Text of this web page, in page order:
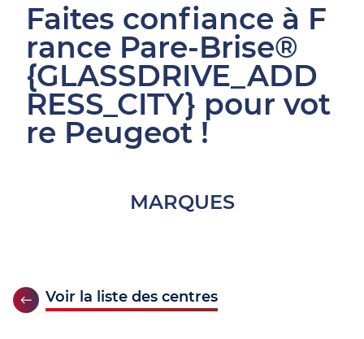
Faites confiance à F
rance Pare-Brise®
{GLASSDRIVE_ADD
RESS_CITY} pour vot
re Peugeot !
MARQUES
Voir la liste des centres